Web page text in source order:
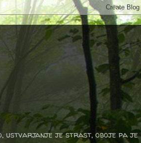
ustvarjanje je strast, oboje pa je